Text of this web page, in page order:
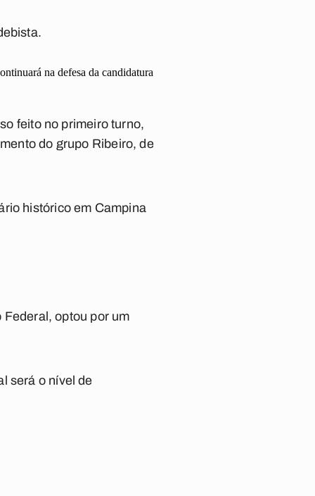
na defesa da candidatura
feito no primeiro turno,
do grupo Ribeiro, de
histórico em Campina
optou por um
será o nível de